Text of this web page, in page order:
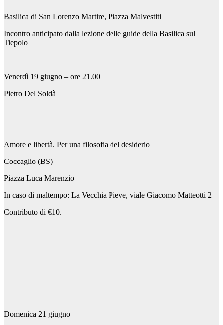
Basilica di San Lorenzo Martire, Piazza Malvestiti
Incontro anticipato dalla lezione delle guide della Basilica sul
Tiepolo
Venerdì 19 giugno – ore 21.00
Pietro Del Soldà
Amore e libertà. Per una filosofia del desiderio
Coccaglio (BS)
Piazza Luca Marenzio
In caso di maltempo: La Vecchia Pieve, viale Giacomo Matteotti 2
Contributo di €10.
Domenica 21 giugno